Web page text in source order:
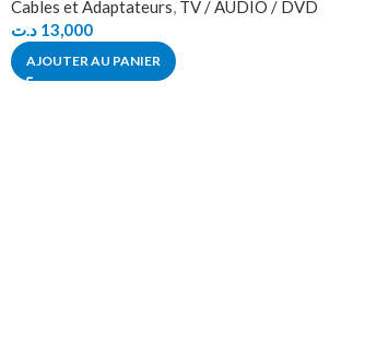
Cables et Adaptateurs, TV / AUDIO / DVD
13,000 د.ت
AJOUTER AU PANIER